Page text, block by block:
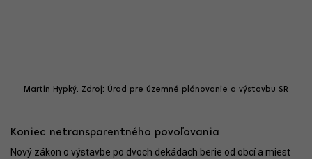
Martin Hypký. Zdroj: Úrad pre územné plánovanie a výstavbu SR
Koniec netransparentného povoľovania
Nový zákon o výstavbe po dvoch dekádach berie od obcí a miest